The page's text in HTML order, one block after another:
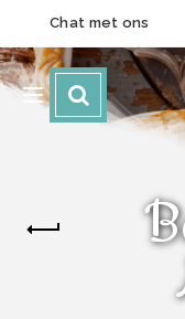
Chat met ons